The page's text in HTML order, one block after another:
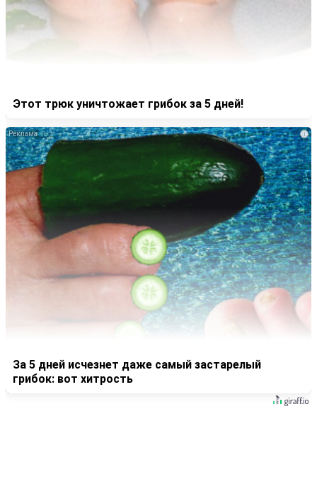
Этот трюк уничтожает грибок за 5 дней!
i
За 5 дней исчезнет даже самый застарелый
грибок: вот хитрость